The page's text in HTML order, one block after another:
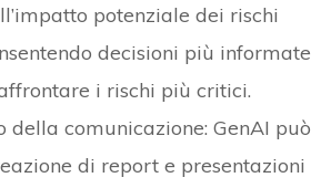
potenziale dei rischi
decisioni più informate
i rischi più critici.
della comunicazione: GenAI può
di report e presentazioni